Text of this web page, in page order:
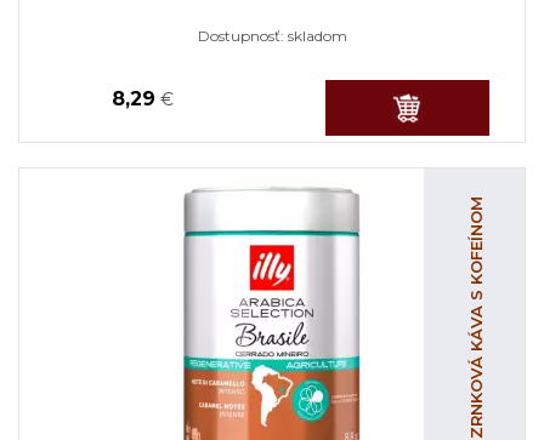
Dostupnosť: skladom
8,29 €
ZRNKOVÁ KÁVA S KOFEÍNOM